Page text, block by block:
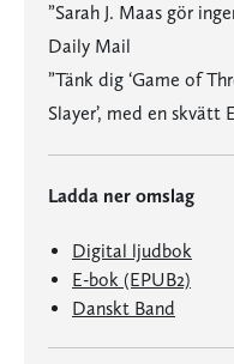
”Sarah J. Maas gör
Daily Mail
”Tänk dig ‘Game of
Slayer’, med en skvätt
Ladda ner omslag
Digital ljudbok
E-bok (EPUB2)
Danskt Band